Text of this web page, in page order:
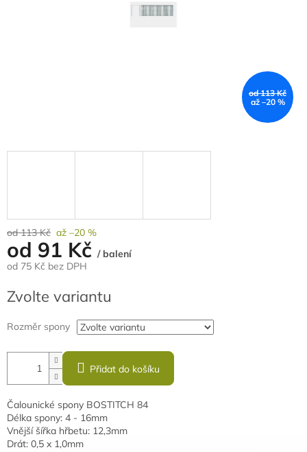
od 113 Kč
až –20 %
od 113 Kč až –20 %
od 91 Kč / balení
od 75 Kč bez DPH
cena:
Zvolte variantu
Rozměr spony
Přidat do košíku
Čalounické spony BOSTITCH 84
Délka spony: 4 - 16mm
Vnější šířka hřbetu: 12,3mm
Drát: 0,5 x 1,0mm